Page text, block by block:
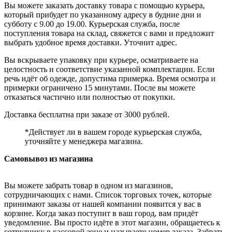
Вы можете заказать доставку товара с помощью курьера,
который прибудет по указанному адресу в будние дни и
субботу с 9.00 до 19.00. Курьерская служба, после
поступления товара на склад, свяжется с вами и предложит
выбрать удобное время доставки. Уточнит адрес.
Вы вскрываете упаковку при курьере, осматриваете на
целостность и соответствие указанной комплектации. Если
речь идёт об одежде, допустима примерка. Время осмотра и
примерки ограничено 15 минутами. После вы можете
отказаться частично или полностью от покупки.
Доставка бесплатна при заказе от 3000 рублей.
*Действует ли в вашем городе курьерская служба,
уточняйте у менеджера магазина.
Самовывоз из магазина
Вы можете забрать товар в одном из магазинов,
сотрудничающих с нами. Список торговых точек, которые
принимают заказы от нашей компании появится у вас в
корзине. Когда заказ поступит в ваш город, вам придёт
уведомление. Вы просто идёте в этот магазин, обращаетесь к